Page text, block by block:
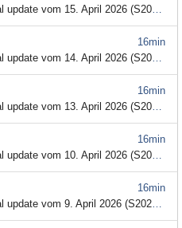
vom 15. April 2026 (S2026/E67)
16min
vom 14. April 2026 (S2026/E66)
16min
vom 13. April 2026 (S2026/E65)
16min
vom 10. April 2026 (S2026/E64)
16min
vom 9. April 2026 (S2026/E63)